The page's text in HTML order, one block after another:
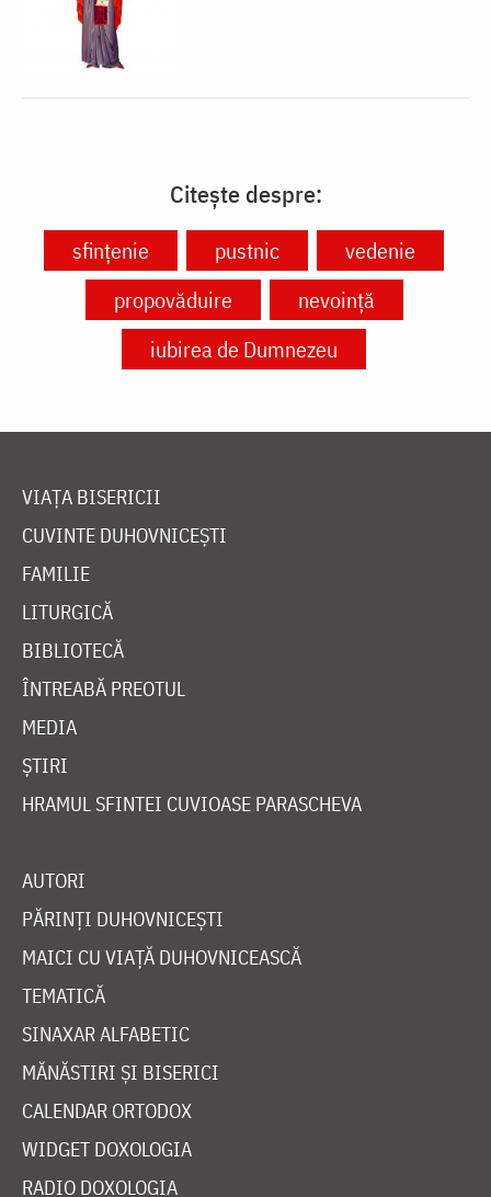
Citește despre:
sfințenie pustnic
vedenie
propovăduire
nevoință
iubirea de Dumnezeu
VIAȚA BISERICII
CUVINTE DUHOVNICEȘTI
FAMILIE
LITURGICĂ
BIBLIOTECĂ
ÎNTREABĂ PREOTUL
MEDIA
ȘTIRI
HRAMUL SFINTEI CUVIOASE PARASCHEVA
AUTORI
PĂRINȚI DUHOVNICEȘTI
MAICI CU VIAȚĂ DUHOVNICEASCĂ
TEMATICĂ
SINAXAR ALFABETIC
MĂNĂSTIRI ȘI BISERICI
CALENDAR ORTODOX
WIDGET DOXOLOGIA
RADIO DOXOLOGIA